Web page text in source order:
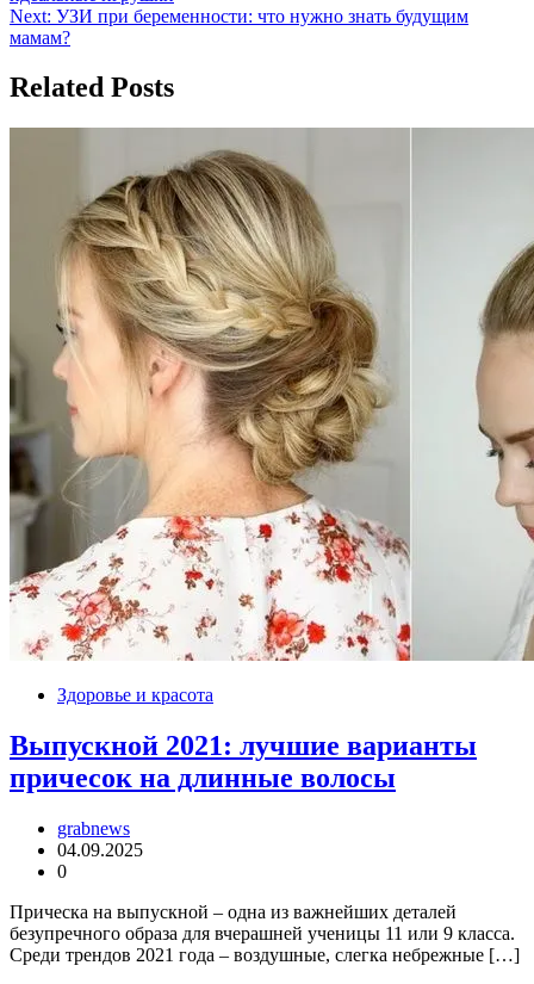
по
записям
Next: УЗИ при беременности: что нужно знать будущим
мамам?
Related Posts
Здоровье и красота
Выпускной 2021: лучшие варианты
причесок на длинные волосы
grabnews
04.09.2025
0
Прическа на выпускной – одна из важнейших деталей
безупречного образа для вчерашней ученицы 11 или 9 класса.
Среди трендов 2021 года – воздушные, слегка небрежные […]